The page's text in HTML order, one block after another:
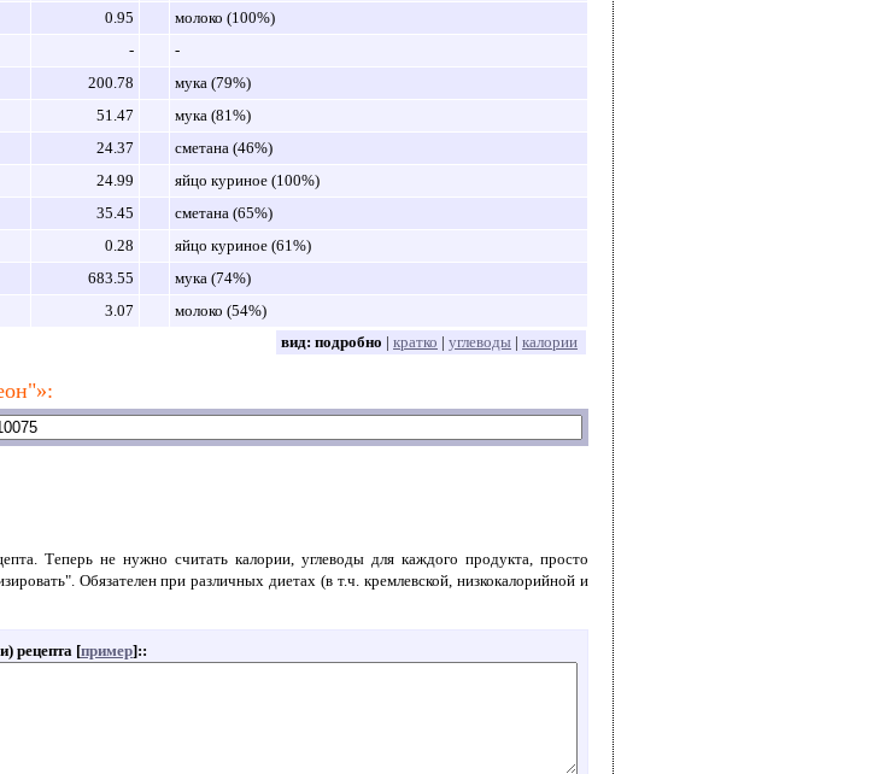
0.95
молоко (100%)
-
-
200.78
мука (79%)
51.47
мука (81%)
24.37
сметана (46%)
24.99
яйцо куриное (100%)
35.45
сметана (65%)
0.28
яйцо куриное (61%)
683.55
мука (74%)
3.07
молоко (54%)
вид: подробно | кратко | углеводы | калории
Теперь не нужно считать калории, углеводы для каждого продукта, просто
Обязателен при различных диетах (в т.ч. кремлевской, низкокалорийной и
рецепта [пример]::